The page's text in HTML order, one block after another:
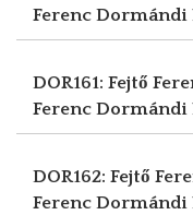
Ferenc Dormándi
DOR161: Fejtő
Ferenc Dormándi
DOR162: Fejtő
Ferenc Dormándi